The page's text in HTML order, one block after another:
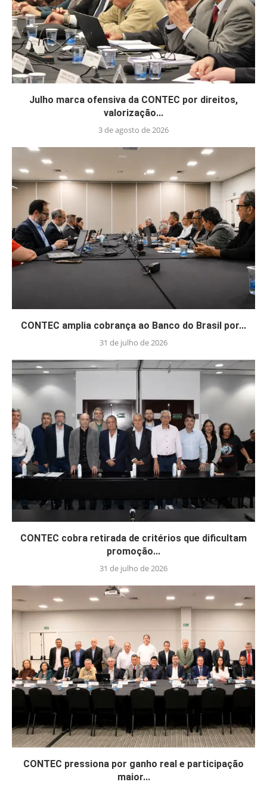
Julho marca ofensiva da CONTEC por direitos,
valorização...
3 de agosto de 2026
CONTEC amplia cobrança ao Banco do Brasil por...
31 de julho de 2026
CONTEC cobra retirada de critérios que dificultam
promoção...
31 de julho de 2026
CONTEC pressiona por ganho real e participação
maior...